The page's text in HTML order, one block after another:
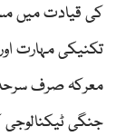
کی قیادت میں
تکنیکی مہارت
معرکہ صرف
جنگی ٹیکنالوجی